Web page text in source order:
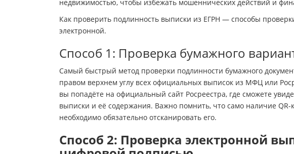
недвижимостью, чтобы избежать мошеннических действий и
Как проверить подлинность выписки из ЕГРН — способы
электронной.
Способ 1: Проверка бумажного
Самый быстрый метод проверки подлинности бумажного
правом верхнем углу всех официальных выписок из МФЦ или
вы попадёте на официальный сайт Росреестра, где сможете
выписки и её содержания. Важно помнить, что само наличие
необходимо обязательно отсканировать его.
Способ 2: Проверка электронной